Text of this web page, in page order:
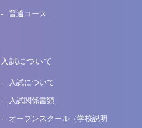
普通コース
入試について
入試について
入試関係書類
オープンスクール（学校説明